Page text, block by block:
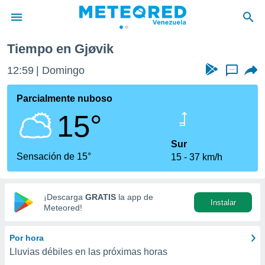
de
ha
que se
calidad.
a este
las
y
digital
basada
Tiempo en Gjøvik
12:59 Domingo ...
Parcialmente nuboso
15°
Sensación de 15°
Sur
15
37 km/h
¡Descarga GRATIS la app de
Meteored!
Instalar
Por hora
Lluvias débiles en las próximas horas